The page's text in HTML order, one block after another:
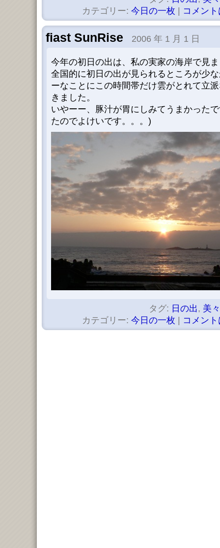
カテゴリー: 今日の一枚 コメン
fiast SunRise 2006 年 1 月 1 日
今年の初日の出は、私の実家の海岸で見
全国的に初日の出が見られるところが少
ーなことにこの時間帯だけ雲がとれて立
きました。
いやーー、豚汁が胃にしみてうまかった
たのでよけいです。。。)
タグ: 日の出, 美
カテゴリー: 今日の一枚 コメン